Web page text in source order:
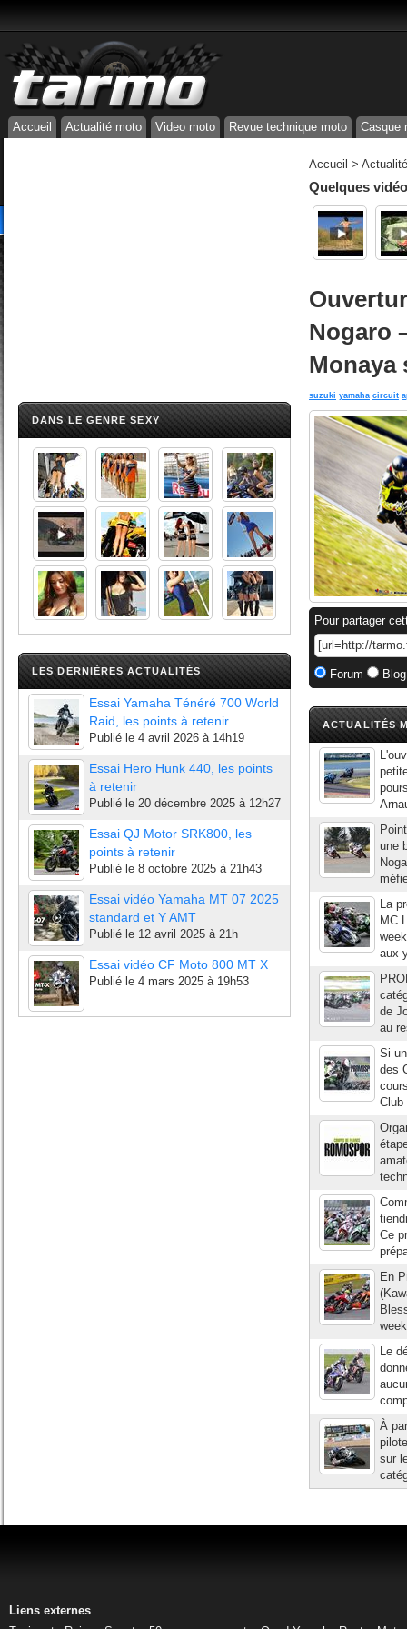
Accueil Actualité moto Video moto Revue technique moto Casque
DANS LE GENRE SEXY
LES DERNIÈRES ACTUALITÉS
Essai Yamaha Ténéré 700 World
Raid, les points à retenir
Publié le 4 avril 2026 à 14h19
Essai Hero Hunk 440, les points
à retenir
Publié le 20 décembre 2025 à 12h27
Essai QJ Motor SRK800, les
points à retenir
Publié le 8 octobre 2025 à 21h43
Essai vidéo Yamaha MT 07 2025
standard et Y AMT
Publié le 12 avril 2025 à 21h
Essai vidéo CF Moto 800 MT X
Publié le 4 mars 2025 à 19h53
Accueil >
Quelques
Nogaro
Monaya
suzuki yamaha circuit
Pour partager
Forum
ACTUALITÉS
une
La
MC
aux
de
au
Si
des
Club
Ce
En
Le
À
sur
Liens externes